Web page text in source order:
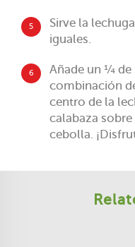
5
Sirve la
iguales.
6
Añade un ¼ de
combinación
centro de la
calabaza
cebolla.